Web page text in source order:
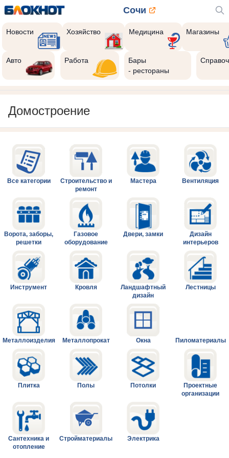
Сочи
Новости Хозяйство Медицина Магазины
Авто Работа
Бары
- рестораны
Домостроение
Все категории
Строительство и
ремонт
Мастера Вентиляция
Ворота, заборы,
решетки
Газовое
оборудование
Двери, замки
Дизайн
интерьеров
Инструмент Кровля
Ландшафтный
дизайн
Лестницы
Металлоизделия Металлопрокат Окна Пиломатериалы
Плитка Полы Потолки
Проектные
организации
Сантехника и
отопление
Стройматериалы Электрика